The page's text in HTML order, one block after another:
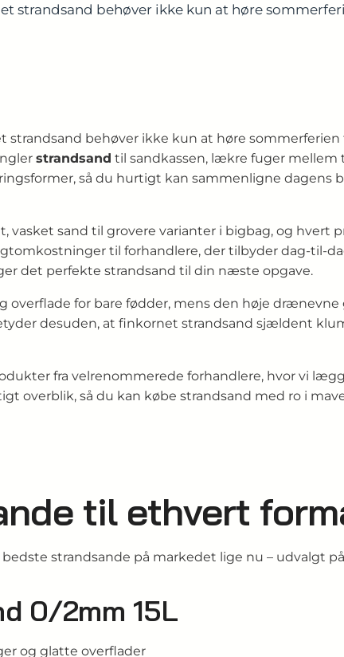
strandsand behøver ikke kun at høre
strandsand behøver ikke kun at høre
strandsand til sandkassen, lækre fuger mellem
så du hurtigt kan sammenligne
vasket sand til grovere varianter i bigbag, og hvert
til forhandlere, der tilbyder dag-til-
det perfekte strandsand til din næste opgave.
overflade for bare fødder, mens den høje
desuden, at finkornet strandsand sjældent
fra velrenommerede forhandlere, hvor vi
overblik, så du kan købe strandsand med ro i
til ethvert
strandsande på markedet lige nu – udvalgt
0/2mm 15L
og glatte overflader